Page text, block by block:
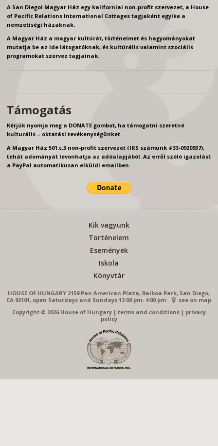
A San Diegoi Magyar Ház egy kaliforniai non-profit szervezet, a House
of Pacific Relations International Cottages tagjaként egyike a
nemzetiségi házaknak.
A Magyar Ház a magyar kultúrát, történelmet és hagyományokat
mutatja be az ide látogatóknak, és kultúrális valamint szociális
programokat szervez tagjainak.
Támogatás
Kérjük nyomja meg a DONATE gombot, ha támogatni szeretné
kulturális – oktatási tevékenységünket.
A Magyar Ház 501.c.3 non-profit szervezet (IRS számunk #33-0920937),
tehát adományát levonhatja az adóalapjából. Az erről szóló igazolást
a PayPal automatikusan elküldi emailben.
Kik vagyunk
Történelem
Események
Iskola
Könyvtár
HOUSE OF HUNGARY 2159 Pan American Plaza, Balboa Park, San Diego,
CA 92101, open Saturdays and Sundays 12:00 pm- 4:00 pm
see on map
Copyright © 2026 House of Hungary | terms and conditions| privacy
policy